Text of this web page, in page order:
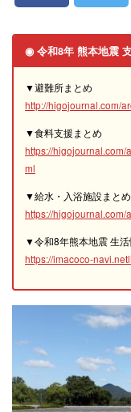
◉ 令和8年 熊本地震
▼避難所まとめ
http://higojournal.com/
▼食料支援まとめ
https://
ml
▼給水・入浴施設まとめ
https://
▼令和8年熊本地震 生
https://imacoco-